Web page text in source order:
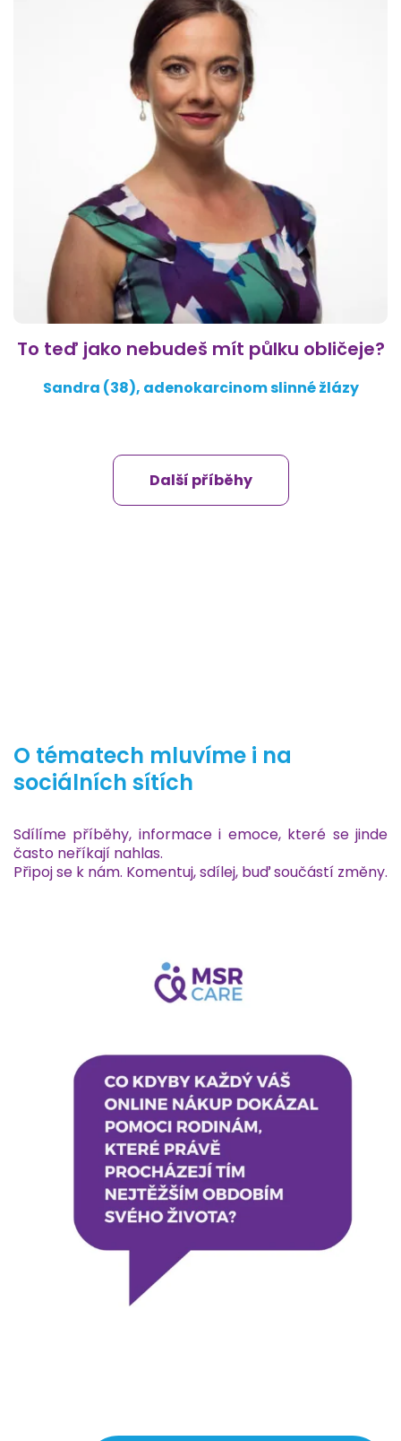
To teď jako nebudeš mít půlku obličeje?
Sandra (38), adenokarcinom slinné žlázy
Další příběhy
O tématech mluvíme i na
sociálních sítích
Sdílíme příběhy, informace i emoce, které se jinde
často neříkají nahlas.
Připoj se k nám. Komentuj, sdílej, buď součástí změny.